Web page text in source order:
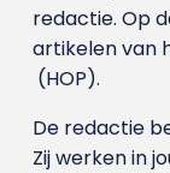
redactie. Op
artikelen van
(HOP).
De redactie
Zij werken in